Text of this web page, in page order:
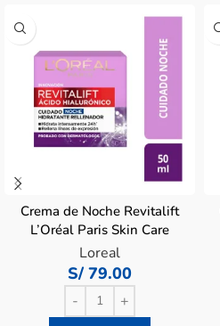
Crema de Noche Revitalift
L’Oréal Paris Skin Care
Ácido Hialurónico – Pote
50 ML
Loreal
S/ 79.00